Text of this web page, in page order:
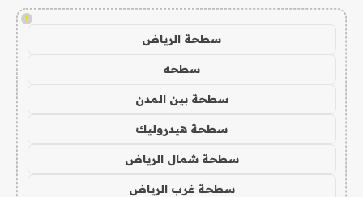
!
سطحة الرياض
سطحه
سطحة بين المدن
سطحة هيدروليك
سطحة شمال الرياض
سطحة غرب الرياض